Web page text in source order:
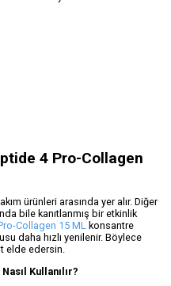
4 Pro-Collagen
ürünleri arasında yer alır. Diğer
bile kanıtlanmış bir etkinlik
Collagen 15 ML
konsantre
daha hızlı yenilenir. Böylece
elde edersin.
Kullanılır?